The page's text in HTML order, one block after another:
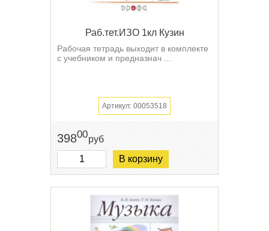
Раб.тет.ИЗО 1кл Кузин
Рабочая тетрадь выходит в комплекте
с учебником и предназнач ...
Артикул: 00053518
39800руб
В корзину